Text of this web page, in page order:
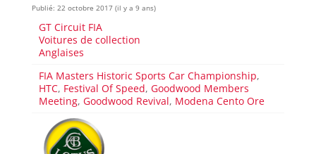
Publié: 22 octobre 2017 (il y a 9 ans)
GT Circuit FIA
Voitures de collection
Anglaises
FIA Masters Historic Sports Car Championship,
HTC, Festival Of Speed, Goodwood Members
Meeting, Goodwood Revival, Modena Cento Ore